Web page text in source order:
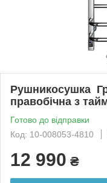
Рушникосушка
правобічна з
Готово до відправки
Код: 10-008053-4810
12 990 ₴